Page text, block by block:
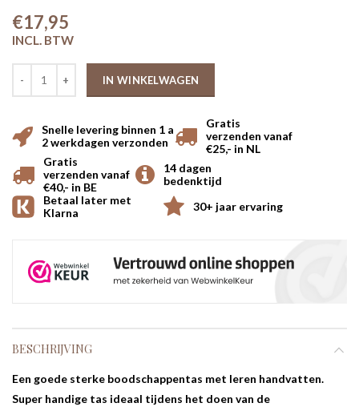
€17,95
IN WINKELWAGEN
Snelle levering binnen 1 a
2 werkdagen verzonden
Gratis
verzenden vanaf
€25,- in NL
Gratis
verzenden vanaf
€40,- in BE
14 dagen
bedenktijd
Betaal later met
Klarna
30+ jaar ervaring
BESCHRIJVING
Een goede sterke boodschappentas met leren handvatten.
Super handige tas ideaal tijdens het doen van de